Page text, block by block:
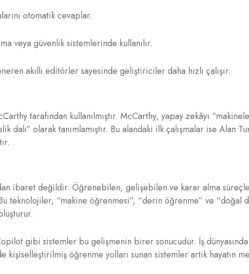
otomatik cevaplar.
veya güvenlik sistemlerinde kullanılır.
akıllı editörler sayesinde geliştiriciler daha hızlı çalışır.
tarafından kullanılmıştır. McCarthy, yapay zekâyı
olarak tanımlamıştır. Bu alandaki ilk çalışmalar ise Alan
ibaret değildir. Öğrenebilen, gelişebilen ve karar alma
teknolojiler, “makine öğrenmesi”, “derin öğrenme” ve “doğal
gibi sistemler bu gelişmenin birer sonucudur. İş
kişiselleştirilmiş öğrenme yolları sunan sistemler artık hayatın